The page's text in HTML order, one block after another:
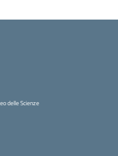
delle Scienze